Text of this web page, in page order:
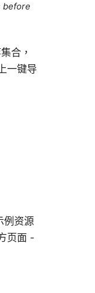
before
合，
一键导
资源
页面 -